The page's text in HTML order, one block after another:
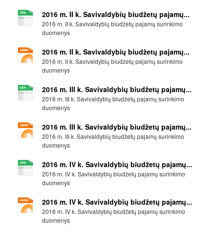
2016 m. II k. Savivaldybių biudžetų pajamų...
2016 m. II k. Savivaldybių biudžetų pajamų surinkimo
duomenys
2016 m. II k. Savivaldybių biudžetų pajamų...
2016 m. II k. Savivaldybių biudžetų pajamų surinkimo
duomenys
2016 m. III k. Savivaldybių biudžetų pajamų...
2016 m. III k. Savivaldybių biudžetų pajamų surinkimo
duomenys
2016 m. III k. Savivaldybių biudžetų pajamų...
2016 m. III k. Savivaldybių biudžetų pajamų surinkimo
duomenys
2016 m. IV k. Savivaldybių biudžetų pajamų...
2016 m. IV k. Savivaldybių biudžetų pajamų surinkimo
duomenys
2016 m. IV k. Savivaldybių biudžetų pajamų...
2016 m. IV k. Savivaldybių biudžetų pajamų surinkimo
duomenys